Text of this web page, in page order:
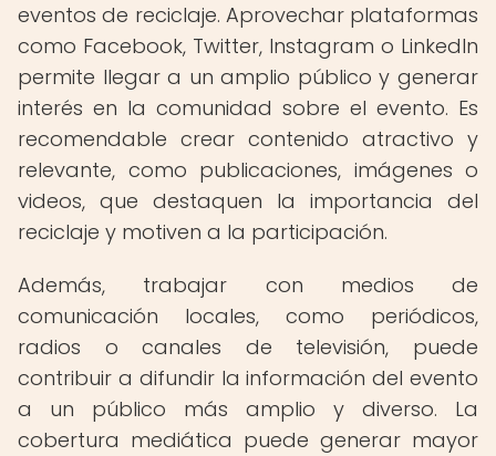
eventos de reciclaje. Aprovechar plataformas
como Facebook, Twitter, Instagram o LinkedIn
permite llegar a un amplio público y generar
interés en la comunidad sobre el evento. Es
recomendable crear contenido atractivo y
relevante, como publicaciones, imágenes o
videos, que destaquen la importancia del
reciclaje y motiven a la participación.
Además, trabajar con medios de
comunicación locales, como periódicos,
radios o canales de televisión, puede
contribuir a difundir la información del evento
a un público más amplio y diverso. La
cobertura mediática puede generar mayor